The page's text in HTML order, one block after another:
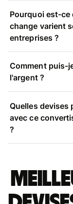
Pourquoi est-ce
change varient
entreprises ?
Comment puis-
l'argent ?
Quelles
avec ce
?